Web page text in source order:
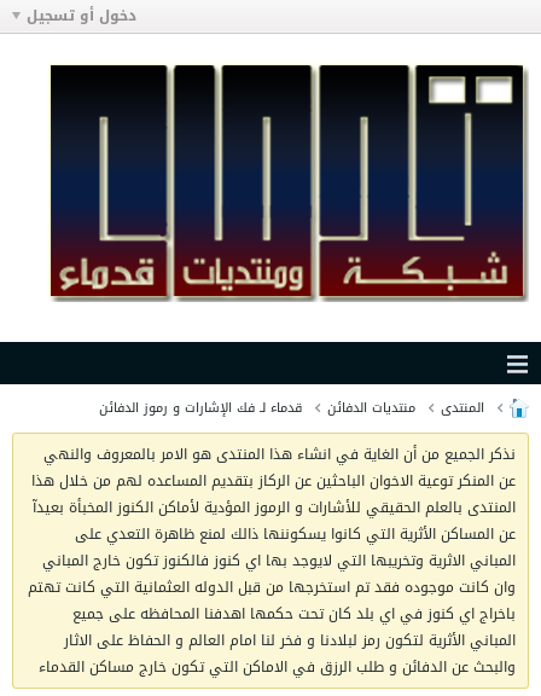
دخول أو تسجيل
المنتدى منتديات الدفائن قدماء لـ فك الإشارات و رموز الدفائن
نذكر الجميع من أن الغاية في انشاء هذا المنتدى هو الامر بالمعروف والنهي
عن المنكر توعية الاخوان الباحثين عن الركاز بتقديم المساعده لهم من خلال هذا
المنتدى بالعلم الحقيقي للأشارات و الرموز المؤدية لأماكن الكنوز المخبأة بعيدآ
عن المساكن الأثرية التي كانوا يسكوننها ذالك لمنع ظاهرة التعدي على
المباني الاثرية وتخريبها التي لايوجد بها اي كنوز فالكنوز تكون خارج المباني
وان كانت موجوده فقد تم استخرجها من قبل الدوله العثمانية التي كانت تهتم
باخراج اي كنوز في اي بلد كان تحت حكمها اهدفنا المحافظه على جميع
المباني الأثرية لتكون رمز لبلادنا و فخر لنا امام العالم و الحفاظ على الاثار
والبحث عن الدفائن و طلب الرزق في الاماكن التي تكون خارج مساكن القدماء